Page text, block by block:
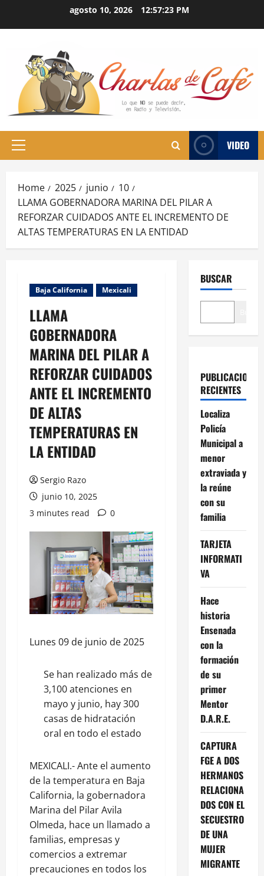
agosto 10, 2026 12:57:24 PM
Primary
VIDEO
Home 2025 junio
10
LLAMA GOBERNADORA MARINA DEL PILAR A
REFORZAR CUIDADOS ANTE EL INCREMENTO DE
ALTAS TEMPERATURAS EN LA ENTIDAD
Baja California Mexicali
LLAMA
GOBERNADORA
MARINA DEL PILAR A
REFORZAR CUIDADOS
ANTE EL INCREMENTO
DE ALTAS
TEMPERATURAS EN
LA ENTIDAD
Sergio Razo
junio 10, 2025
3 minutes read
0
Lunes 09 de junio de 2025
Se han realizado más de
3,100 atenciones en
mayo y junio, hay 300
casas de hidratación
oral en todo el estado
MEXICALI.- Ante el aumento
de la temperatura en Baja
California, la gobernadora
Marina del Pilar Avila
Olmeda, hace un llamado a
familias, empresas y
comercios a extremar
precauciones en todos los
BUSCAR
PUBLICACIONES
RECIENTES
Localiza
Policía
Municipal a
menor
extraviada y
la reúne
con su
familia
TARJETA
INFORMATI
VA
Hace
historia
Ensenada
con la
formación
de su
primer
Mentor
D.A.R.E.
CAPTURA
FGE A DOS
HERMANOS
RELACIONA
DOS CON EL
SECUESTRO
DE UNA
MUJER
MIGRANTE